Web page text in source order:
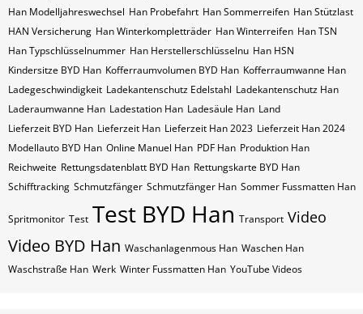
Han Modelljahreswechsel Han Probefahrt Han Sommerreifen Han Stützlast
HAN Versicherung Han Winterkompletträder Han Winterreifen Han​​​​ TSN
Han​​​​ Typschlüsselnummer Han​​​​​ Herstellerschlüsselnu Han​​​​​ HSN
Kindersitze BYD Han Kofferraumvolumen BYD Han Kofferraumwanne Han
Ladegeschwindigkeit Ladekantenschutz Edelstahl Ladekantenschutz Han
Laderaumwanne Han Ladestation Han Ladesäule Han Land
Lieferzeit BYD Han Lieferzeit Han Lieferzeit Han 2023 Lieferzeit Han 2024
Modellauto BYD Han Online Manuel Han PDF Han Produktion Han
Reichweite Rettungsdatenblatt BYD Han Rettungskarte BYD Han
Schifftracking Schmutzfänger Schmutzfänger Han Sommer Fussmatten Han
Spritmonitor Test Test BYD Han Transport Video
Video BYD Han Waschanlagenmous Han Waschen Han
Waschstraße Han Werk Winter Fussmatten Han YouTube Videos